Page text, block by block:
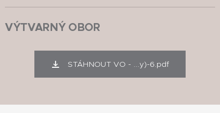
VÝTVARNÝ OBOR
STÁHNOUT VO - ...y)-6.pdf